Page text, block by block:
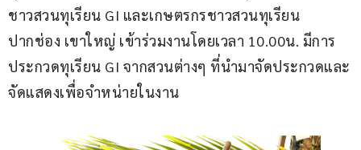
ชาวสวนทุเรียน GI และเกษตรกรชาวสวนทุเรียน
ปากช่อง เขาใหญ่ เข้าร่วมงานโดยเวลา 10.00น. มีการ
ประกวดทุเรียน GI จากสวนต่างๆ ที่นำมาจัดประกวดและ
จัดแสดงเพื่อจำหน่ายในงาน